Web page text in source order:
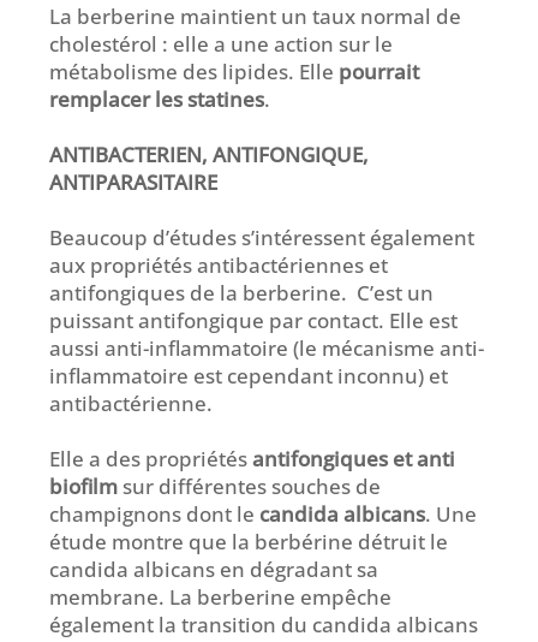
La berberine maintient un taux normal de
cholestérol : elle a une action sur le
métabolisme des lipides. Elle pourrait
remplacer les statines.
ANTIBACTERIEN, ANTIFONGIQUE,
ANTIPARASITAIRE
Beaucoup d’études s’intéressent également
aux propriétés antibactériennes et
antifongiques de la berberine. C’est un
puissant antifongique par contact. Elle est
aussi anti-inflammatoire (le mécanisme anti-
inflammatoire est cependant inconnu) et
antibactérienne.
Elle a des propriétésantifongiques et anti
biofilmsur différentes souches de
champignons dont le candida albicans. Une
étude montre que la berbérine détruit le
candida albicans en dégradant sa
membrane. La berberine empêche
également la transition du candida albicans